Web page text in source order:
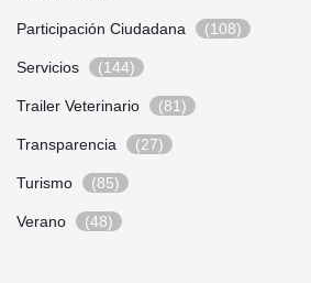
Participación Ciudadana (108)
Servicios (144)
Trailer Veterinario (81)
Transparencia (27)
Turismo (85)
Verano (48)